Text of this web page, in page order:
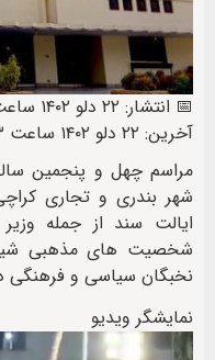
آخرین: ۲۲ دلو ۱۴۰۲ ساعت ۱۸:۵۳
مراسم چهل و پنجمین
شهر بندری و تجاری
ایالت سند از جمله
شخصیت های مذهبی
نخبگان سیاسی و فرهنگی
نمایشگر ویدیو